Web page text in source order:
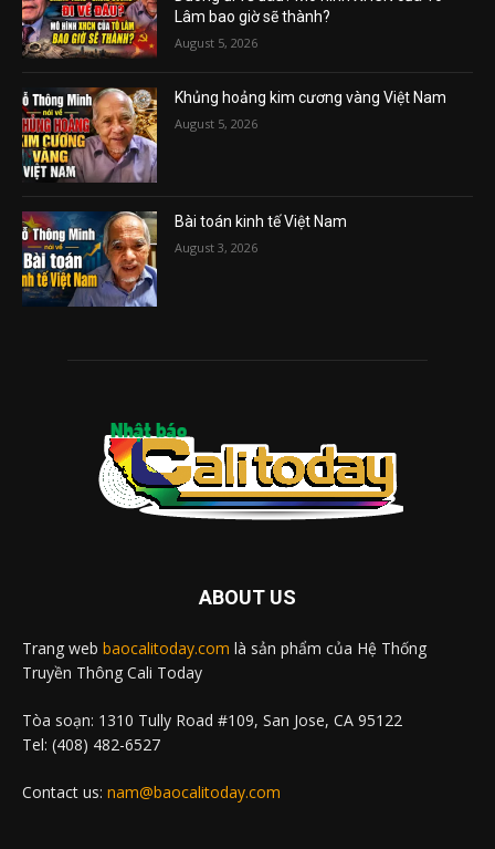
Lâm bao giờ sẽ thành?
August 5, 2026
Khủng hoảng kim cương vàng Việt Nam
August 5, 2026
Bài toán kinh tế Việt Nam
August 3, 2026
ABOUT US
Trang web baocalitoday.com là sản phẩm của Hệ Thống
Truyền Thông Cali Today
Tòa soạn: 1310 Tully Road #109, San Jose, CA 95122
Tel: (408) 482-6527
Contact us: nam@baocalitoday.com